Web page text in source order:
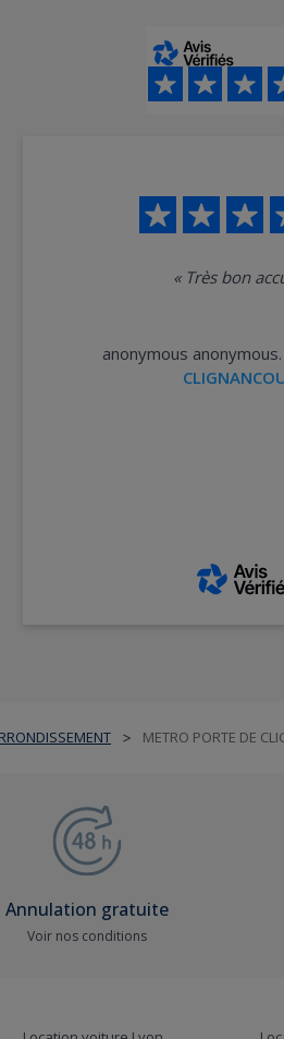
> METRO PORTE DE
« Très bon
anonymous
Annulation gratuite
Voir nos conditions